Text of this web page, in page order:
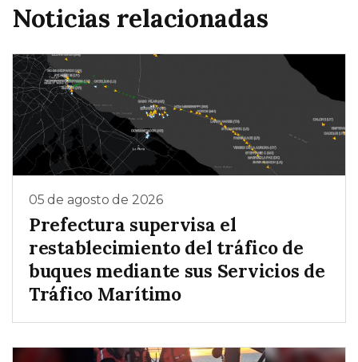
Noticias relacionadas
05 de agosto de 2026
Prefectura supervisa el
restablecimiento del tráfico de
buques mediante sus Servicios de
Tráfico Marítimo